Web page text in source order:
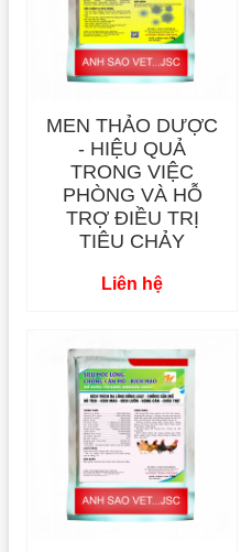
MEN THẢO DƯỢC
- HIỆU QUẢ
TRONG VIỆC
PHÒNG VÀ HỖ
TRỢ ĐIỀU TRỊ
TIÊU CHẢY
Liên hệ